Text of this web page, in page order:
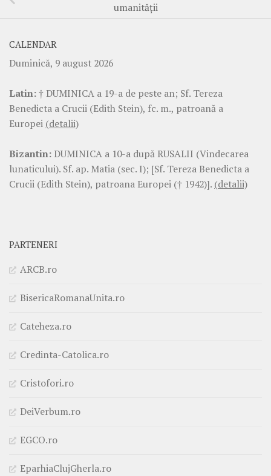
umanității
CALENDAR
Duminică, 9 august 2026
Latin:† DUMINICA a 19-a de peste an; Sf. Tereza
Benedicta a Crucii (Edith Stein), fc. m., patroană a
Europei (detalii)
Bizantin: DUMINICA a 10-a după RUSALII (Vindecarea
lunaticului). Sf. ap. Matia (sec. I); [Sf. Tereza Benedicta a
Crucii (Edith Stein), patroana Europei († 1942)]. (detalii)
PARTENERI
ARCB.ro
BisericaRomanaUnita.ro
Cateheza.ro
Credinta-Catolica.ro
Cristofori.ro
DeiVerbum.ro
EGCO.ro
EparhiaClujGherla.ro